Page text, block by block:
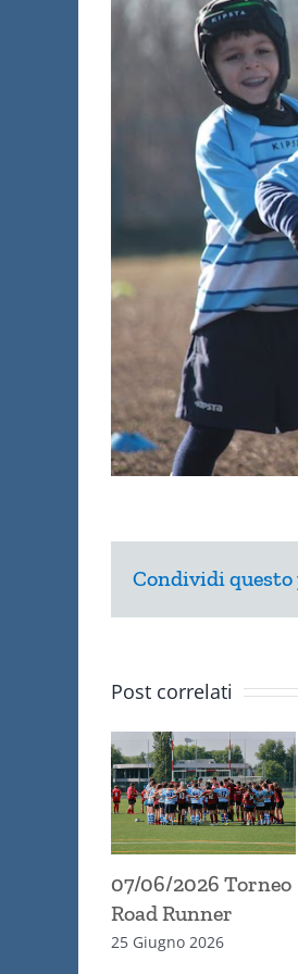
Condividi questo
Post correlati
07/06/2026 Torneo
Road Runner
25 Giugno 2026